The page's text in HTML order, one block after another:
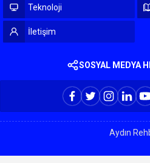
Teknoloji
İletişim
SOSYAL MEDYA
Aydın